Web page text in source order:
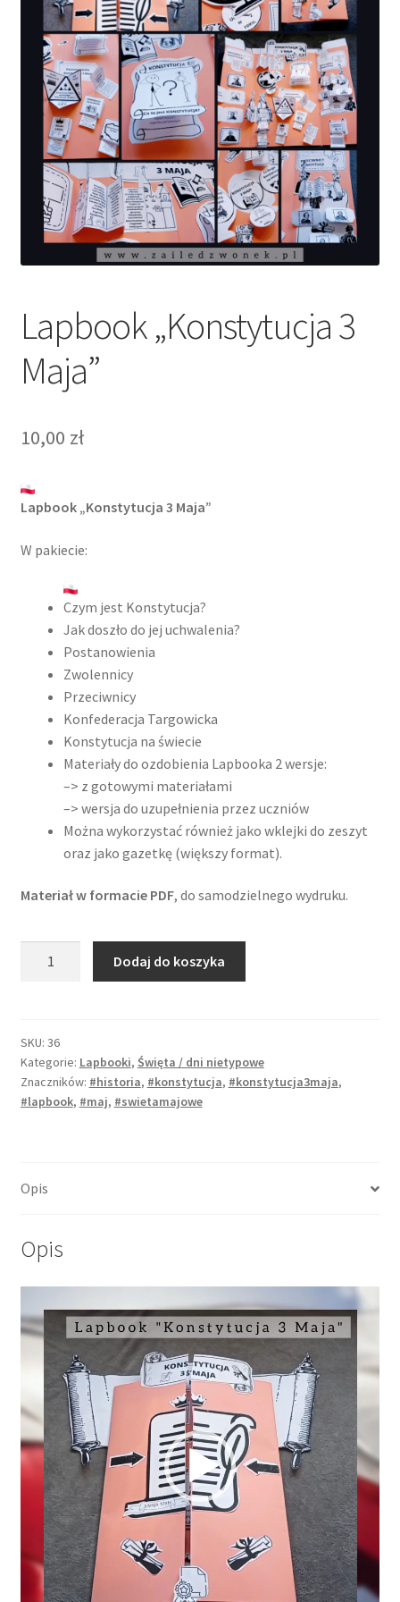
Lapbook „Konstytucja 3
Maja”
10,00 zł
Lapbook „Konstytucja 3 Maja”
W pakiecie:
Czym jest Konstytucja?
Jak doszło do jej uchwalenia?
Postanowienia
Zwolennicy
Przeciwnicy
Konfederacja Targowicka
Konstytucja na świecie
Materiały do ozdobienia Lapbooka 2 wersje:
–> z gotowymi materiałami
–> wersja do uzupełnienia przez uczniów
Można wykorzystać również jako wklejki do zeszyt
oraz jako gazetkę (większy format).
Materiał w formacie PDF, do samodzielnego wydruku.
Maja"
Dodaj do koszyka
SKU: 36
Kategorie: Lapbooki, Święta / dni nietypowe
Znaczników: #historia, #konstytucja, #konstytucja3maja,
#lapbook, #maj, #swietamajowe
Opis
Opis
video